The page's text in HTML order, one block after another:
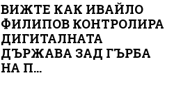
ВИЖТЕ КАК ИВАЙЛО
ФИЛИПОВ КОНТРОЛИРА
ДИГИТАЛНАТА
ДЪРЖАВА ЗАД ГЪРБА
НА П...